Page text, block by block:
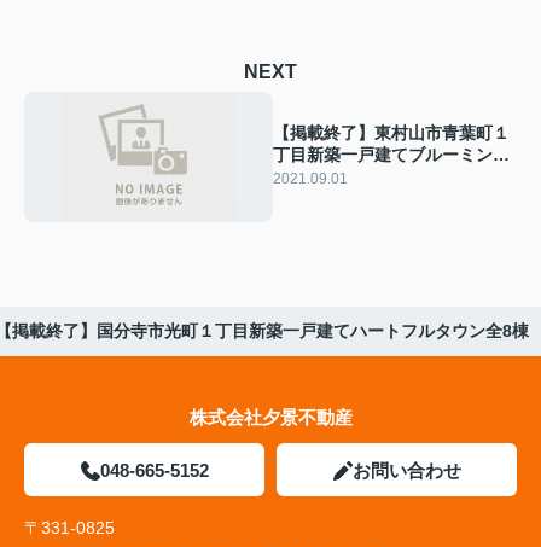
NEXT
【掲載終了】東村山市青葉町１
丁目新築一戸建てブルーミング
ガーデン全12棟
2021.09.01
掲載終了】国分寺市光町１丁目新築一戸建てハートフルタウン全8棟
株式会社夕景不動産
048-665-5152 お問い合わせ
〒331-0825